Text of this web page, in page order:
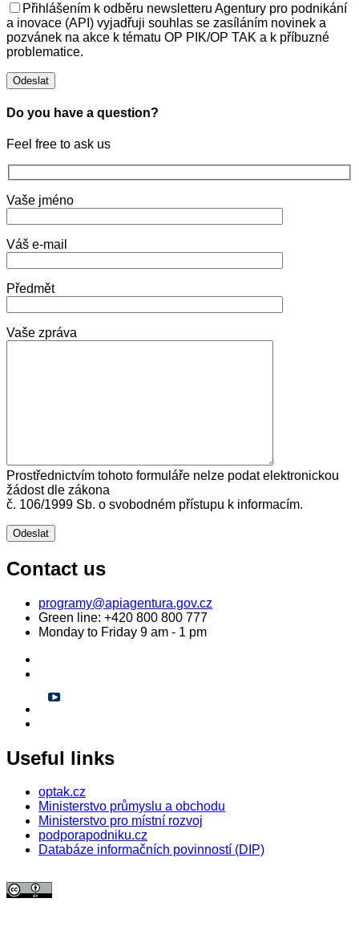
Přihlášením k odběru newsletteru Agentury pro podnikání
a inovace (API) vyjadřuji souhlas se zasíláním novinek a
pozvánek na akce k tématu OP PIK/OP TAK a k příbuzné
problematice.
Do you have a question?
Feel free to ask us
Vaše jméno
Váš e-mail
Předmět
Vaše zpráva
Prostřednictvím tohoto formuláře nelze podat elektronickou
žádost dle zákona
č. 106/1999 Sb. o svobodném přístupu k informacím.
Contact us
programy@apiagentura.gov.cz
Green line: +420 800 800 777
Monday to Friday 9 am - 1 pm
Useful links
optak.cz
Ministerstvo průmyslu a obchodu
Ministerstvo pro místní rozvoj
podporapodniku.cz
Databáze informačních povinností (DIP)